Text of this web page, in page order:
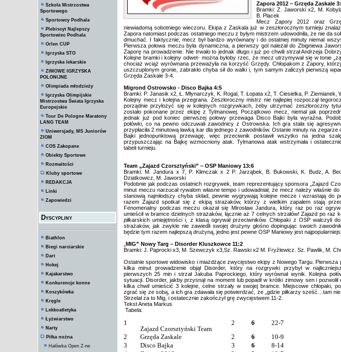
Szkoła Mistrzostwa
Sportowego
Sportowcy Podhala
Plebiscyt Najlepszy
Sportowiec Podhala
Orlen CUP
Igrzyska STO
Igrzyska lekarskie
ZIMOWE IGRZYSKA
POLONIJNE
Olimpiada młodzieży
Igrzyska Olimpijskie
Mistrzostwa Świata Igrzyska
Europejskie
Tour De Pologne Maratony
LANG TEAM
Uniwersjady, MS Juniorów
ZIOM
COS Zakopane
Obiekty Sportowe
Rozmaitości
Kluby sportowe
REDAKCJA
Linki
Zapowiedzi
Dyscypliny
Biathlon
Biegi narciarskie
Dart
Hokej
Kajakarstwo
Konkurencje konne
Koszykówka
Kręgle
Lekkoatletyka
Łyżwiarstwo
Narty
Piłka nożna
Halówka Open Z-ne
Zapora 2012 – Grzęda Zaskale
Bramki: Z. Jaworski x2, M.
B. Placek
Mecz Zapory 2012 oraz
niewiadomą sobotniego wieczoru. Ekipa z Zaskala już w zeszłorocznym turnieju
Zapora natomiast podczas ostatniego meczu z byłym mistrzem udowodniła, że nie da
dmuchać. I faktycznie; mecz był bardzo wyrównany i do ostatniej minuty niemal
Pierwsza połowa meczu była dynamiczna, a pierwszy gol należał do Zbigniewa
Zaporę na prowadzenie. Nie trwało to jednak długo i już po chwili strzał Andrzeja
Kolejne bramki i kolejny odwet- można byłoby rzec, że mecz utrzymywał się w tonie
chociaż wciąż wyrównana przeważyła na korzyść Grzędy. Chłopakom z Zapory,
uszczuplonym gronie, zabrakło chyba sił do walki i, tym samym zaliczyli pierwszą
Grzęda Zaskale 3-4.
Migrond Ostrowsko - Disco Bajka 4:5
Bramki: P. Janasik x2, Ł. Młynarczyk, K. Rogal, T. Łopata x2, T. Ciesielka, P. Ziemianek,
Kolejny mecz i kolejna przegrana. Zeszłoroczny mistrz nie najlepiej rozpoczął
porządnie przyłożyć się w kolejnych rozgrywkach, żeby utrzymać zeszłoroczny
zostało pokonane przez ekipę z Tylmanowej. Początkowo mecz, niemal jak
jednak już pod koniec pierwszej połowy przewaga Disco Bajki była wyraźna.
połówki, co na pewno odczuwali zawodnicy z Ostrowska. Ich gra stała się
przypłaciła 2 minutową ławką kar dla jednego z zawodników. Ostanie minuty na zegarze
Bajki jednopunktową przewagę, więc przeciwnik postawił wszytko na jedna
przypuszczając na Bajkę wzmocniony atak. Tylmanowa atak wstrzymała i
tabeli turnieju.
Team „Zajazd Czorsztyński” – OSP Maniowy 13:6
Bramki: M. Jandura x 7, P. Klimczak x 2 P. Jarząbek, B. Bukowski, K. Budz, A.
Dziatkowicz, M. Jaworski
Podobnie jak podczas ostatnich rozgrywek, team reprezentujący sponsora „Zajazd
minut meczu narzucał rywalom własne tempo i udowadniał, że mecz należy właśnie
stanowią najmłodszy chyba skład, pewnie wygrywają kolejne mecze i wzrastają do
razem Zajazd spotkał się z ekipą strażaków, którzy z wielkim zapałem stają
Fenomenalny podczas meczu okazał się Mirosław Jandura, który raz po raz
umieścił w bramce dzielnych strażaków, łącznie aż 7 celnych strzałów! Zajazd po raz
piłkarskich umiejętności i, z klasą ogrywał przeciwników. Chłopaki z OSP walczyli
strażaków, jak zwykle nie zawiedli swojej drużyny głośno dopingując swoich
będzie tym razem najlepszą drużyną, jedno jest pewne OSP Maniowy jest
MIG” Nowy Targ – Disorder Kluszkowce 11:2
Bramki: J. Paprocki x3, M. Szewczyk x3,Sz. Rawski x2 M. Fryźlewicz. Sz. Pawlik, M.
Ostatnie sportowe widowisko i miażdżące zwycięstwo ekipy z Nowego Targu. Pierwsza
kilka minut prowadzenie objął Disorder, który na rozgrywki przybył w
pierwszych 25 min i strzał Jakuba Paprockiego, który wyrównał wynik. Kolejna
sytuacji. Disorder, jakby przysnął na moment lub popadł w krótki zimowy sen i
kilka chwil umieścić 3 kolejne, celne strzały w swojej bramce. Miejscowe chłopaki,
zgrać się ze sobą, a ich gra zdawała się potwierdzać, że „gdzie piłkarzy sześć…tam
Strzelał za to Mig, i ostatecznie zakończył grę zwycięstwem 11-2.
Tekst Aneta Markus
Tabela:
1
Zajazd Czorsztyński Team
2 6
22-7
2
Grzęda Zaskale 2 6
10-9
3
Disco Bajka 3 6
8-14